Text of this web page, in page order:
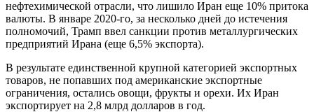
нефтехимической отрасли, что лишило Иран еще 10% притока
валюты. В январе 2020-го, за несколько дней до истечения
полномочий, Трамп ввел санкции против металлургических
предприятий Ирана (еще 6,5% экспорта).
В результате единственной крупной категорией экспортных
товаров, не попавших под американские экспортные
ограничения, остались овощи, фрукты и орехи. Их Иран
экспортирует на 2,8 млрд долларов в год.